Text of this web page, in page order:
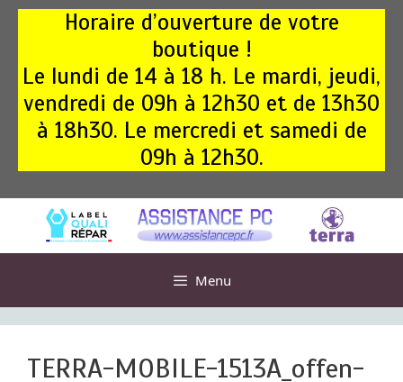
Aller
Horaire d’ouverture de votre
boutique !
Le lundi de 14 à 18 h. Le mardi, jeudi,
vendredi de 09h à 12h30 et de 13h30
à 18h30. Le mercredi et samedi de
09h à 12h30.
Menu
TERRA-MOBILE-1513A_offen-